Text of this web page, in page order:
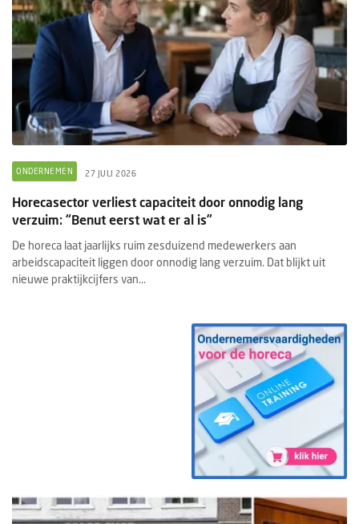
ONDERNEMEN 27 JULI 2026
Horecasector verliest capaciteit door onnodig lang
verzuim: “Benut eerst wat er al is”
De horeca laat jaarlijks ruim zesduizend medewerkers aan
arbeidscapaciteit liggen door onnodig lang verzuim. Dat blijkt uit
nieuwe praktijkcijfers van...